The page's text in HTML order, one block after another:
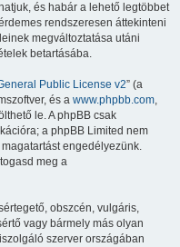
és habár a lehető legtöbbet
rendszeresen áttekinteni
megváltoztatása utáni
betartásába.
Public License v2” (a
és a www.phpbb.com,
le. A phpBB csak
a phpBB Limited nem
engedélyezünk.
meg a
obszcén, vulgáris,
vagy bármely más olyan
szerver országában